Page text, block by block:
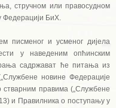
стручном или правосудном
Федерацији БиХ.
писменог и усменог дијела
у наведеним опћинским
садржават ће питања из
новине Федерације
стварним правима („Службене
и Правилника о поступању у